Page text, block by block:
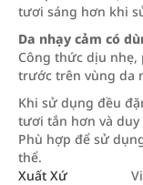
tươi sáng hơn khi
Da nhạy cảm có
Công thức dịu
trước trên vùng da
Khi sử dụng đều
tươi tắn hơn và duy
Phù hợp để sử
thể.
Xuất Xứ